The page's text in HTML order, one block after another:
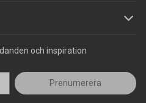
och inspiration
Prenumerera